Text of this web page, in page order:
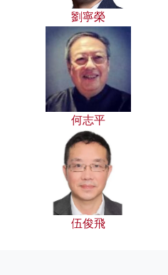
劉寧榮
何志平
伍俊飛